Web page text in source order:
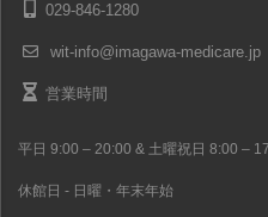
029-846-1280
wit-info@imagawa-medicare.jp
営業時間
平日 9:00 – 20:00 & 土曜祝日 8:00 –
休館日 - 日曜・年末年始